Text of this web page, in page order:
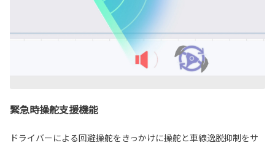
緊急時操舵支援機能
ドライバーによる回避操舵をきっかけに操舵と車線逸脱抑制をサ